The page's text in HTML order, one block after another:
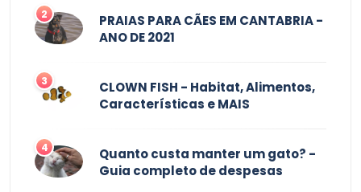
2
PRAIAS PARA CÃES EM CANTABRIA -
ANO DE 2021
3
CLOWN FISH - Habitat, Alimentos,
Características e MAIS
4
Quanto custa manter um gato? -
Guia completo de despesas